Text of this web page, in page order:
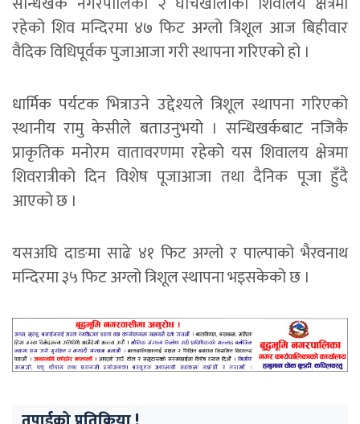
रहेको शिव मन्दिरमा ४७ फिट अग्लो त्रिशूल आज बिहीवार
वैदिक विधिपूर्वक पुजाआजा गरी स्थापना गरिएको हो ।
धार्मिक पर्यटक भित्राउने उद्देश्यले त्रिशूल स्थापना गरिएको
स्थानीय रामु केसीले बताउनुभयो । सन्धिखर्कबाट नजिकै
प्राकृतिक मनोरम वातावरणमा रहेको यस शिवालय क्षेत्रमा
शिवरात्रीको दिन विशेष पूजाआजा तथा दैनिक पूजा हुँदै
आएको छ ।
यसअघि दाङमा साढे ४१ फिट अग्लो र पाल्पाको भैरवनाथ
मन्दिरमा ३५ फिट अग्लो त्रिशूल स्थापना भइसकेकाे छ ।